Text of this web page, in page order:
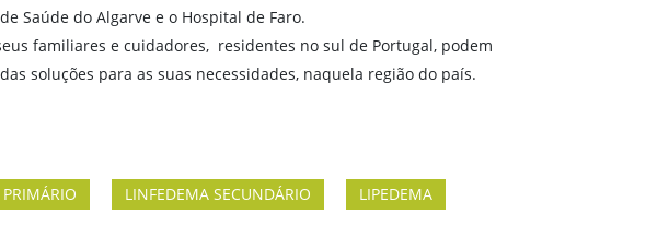
Saúde do Algarve e o Hospital de Faro.
familiares e cuidadores, residentes no sul de Portugal, podem
soluções para as suas necessidades, naquela região do país.
LINFEDEMA SECUNDÁRIO LIPEDEMA